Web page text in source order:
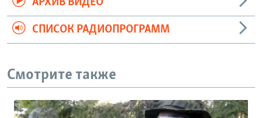
СПИСОК РАДИОПРОГРАММ
Смотрите также